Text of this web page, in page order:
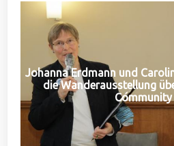
Johanna Erdmann und
die Wanderausstellung